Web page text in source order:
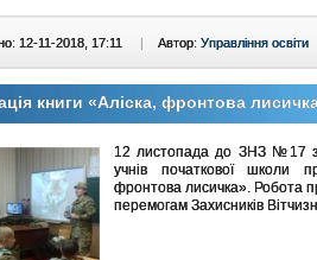
12-11-2018, 17:11 | Автор: Управління освіти
книги «Аліска, фронтова
12 листопада до ЗНЗ №17
учнів початкової школи
фронтова лисичка». Робота
перемогам Захисників